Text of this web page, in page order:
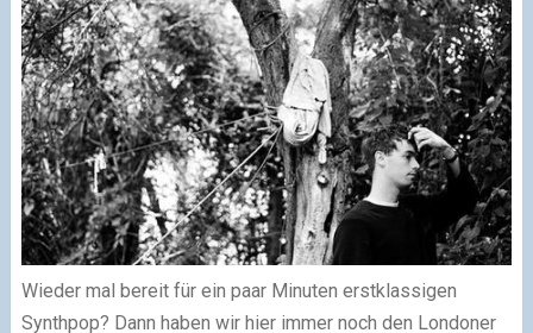
Wieder mal bereit für ein paar Minuten erstklassigen
Synthpop? Dann haben wir hier immer noch den Londoner